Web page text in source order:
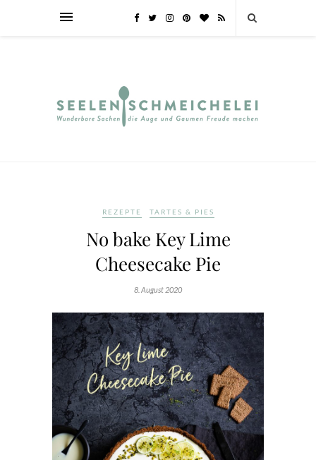
REZEPTE TARTES & PIES
No bake Key Lime
Cheesecake Pie
8. August 2020